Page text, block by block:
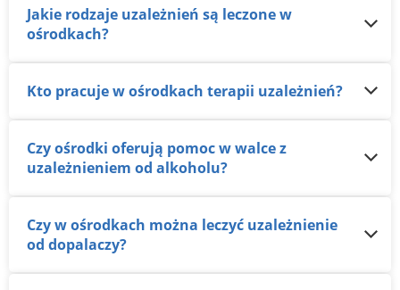
Jakie rodzaje uzależnień są leczone w
ośrodkach?
Kto pracuje w ośrodkach terapii uzależnień?
Czy ośrodki oferują pomoc w walce z
uzależnieniem od alkoholu?
Czy w ośrodkach można leczyć uzależnienie
od dopalaczy?